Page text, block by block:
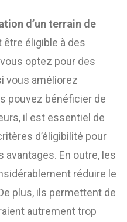
d’un terrain de
être éligible à des
optez pour des
vous améliorez
pouvez bénéficier de
il est essentiel de
d’éligibilité pour
avantages. En outre, les
réduire le
plus, ils permettent de
autrement trop